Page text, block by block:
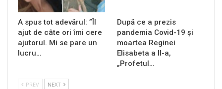
A spus tot adevărul: ”Îl
ajut de câte ori îmi cere
ajutorul. Mi se pare un
lucru…
După ce a prezis
pandemia Covid-19 și
moartea Reginei
Elisabeta a II-a,
„Profetul…
PREV NEXT